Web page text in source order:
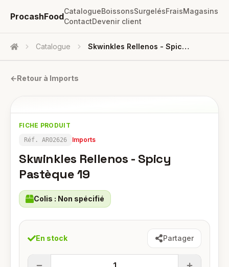
ProcashFood
CatalogueBoissonsSurgelésFraisMagasins
ContactDevenir client
Accueil Catalogue Skwinkles Rellenos - Spicy Pastèque 19
←Retour à Imports
FICHE PRODUIT
Réf. AR02626 Imports
Skwinkles Rellenos - Spicy
Pastèque 19
Colis : Non spécifié
En stock Partager